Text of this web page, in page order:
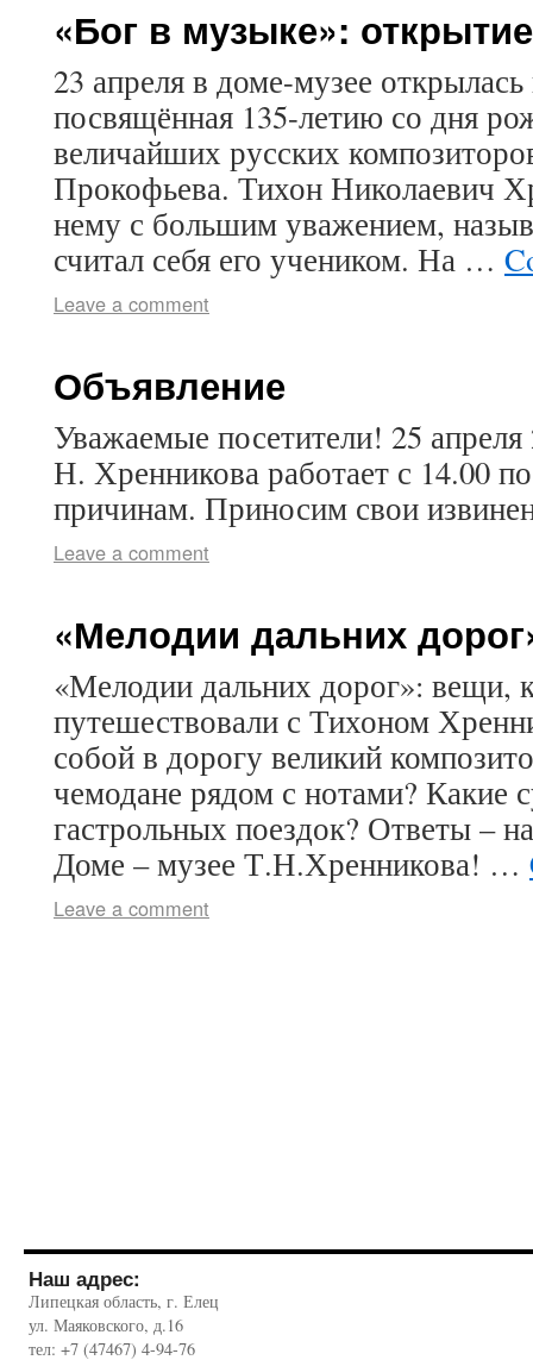
«Бог в музыке»:
23 апреля в доме-музее
посвящённая 135-летию со дня
величайших русских
Прокофьева. Тихон Николаевич
нему с большим уважением,
считал себя его учеником. На …
Leave a comment
Объявление
Уважаемые посетители! 25
Н. Хренникова работает с 14.00
причинам. Приносим свои
Leave a comment
«Мелодии дальних
«Мелодии дальних дорог»: вещи,
путешествовали с Тихоном
собой в дорогу великий
чемодане рядом с нотами? Какие
гастрольных поездок? Ответы –
Доме – музее Т.Н.Хренникова! …
Leave a comment
Наш адрес:
Липецкая область, г. Елец
ул. Маяковского, д.16
тел: +7 (47467) 4-94-76